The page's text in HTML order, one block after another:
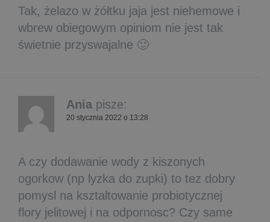
Tak, żelazo w żółtku jaja jest niehemowe i
wbrew obiegowym opiniom nie jest tak
świetnie przyswajalne 🙂
Ania pisze:
20 stycznia 2022 o 13:28
A czy dodawanie wody z kiszonych
ogorkow (np lyzka do zupki) to tez dobry
pomysl na ksztaltowanie probiotycznej
flory jelitowej i na odpornosc? Czy same